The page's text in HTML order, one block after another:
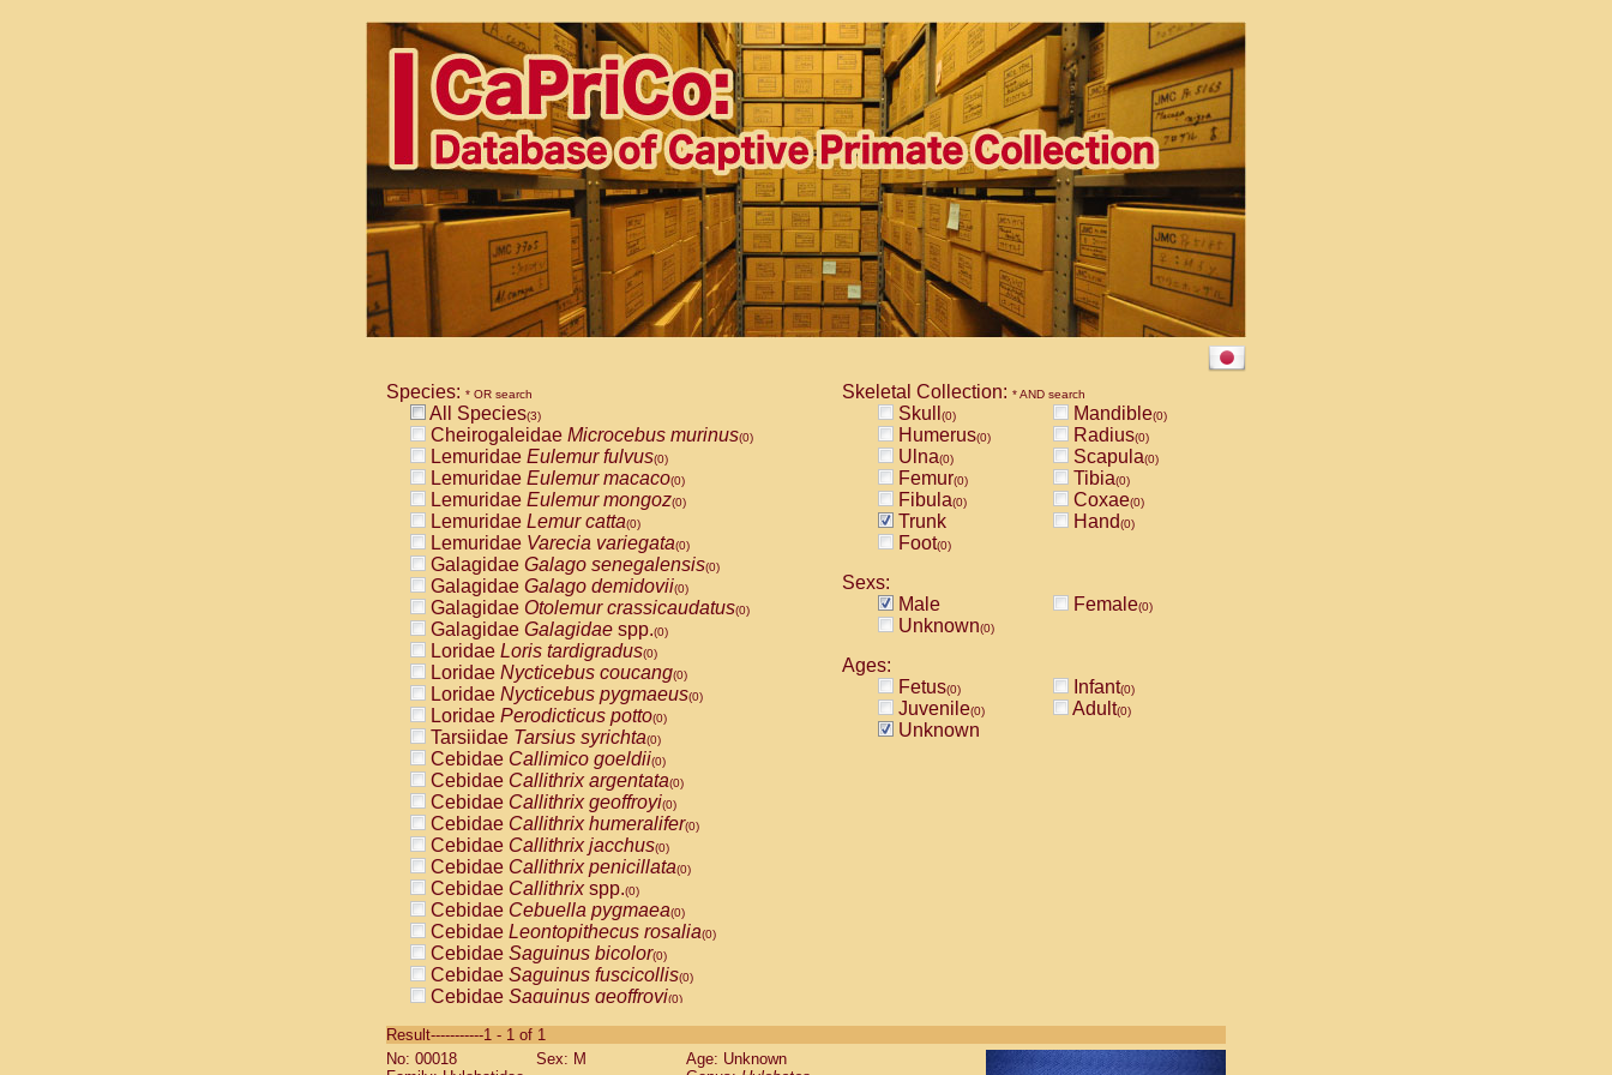
Species: * OR search
All Species(3)
Cheirogaleidae Microcebus murinus(0)
Lemuridae Eulemur fulvus(0)
Lemuridae Eulemur macaco(0)
Lemuridae Eulemur mongoz(0)
Lemuridae Lemur catta(0)
Lemuridae Varecia variegata(0)
Galagidae Galago senegalensis(0)
Galagidae Galago demidovii(0)
Galagidae Otolemur crassicaudatus(0)
Galagidae Galagidae spp.(0)
Loridae Loris tardigradus(0)
Loridae Nycticebus coucang(0)
Loridae Nycticebus pygmaeus(0)
Loridae Perodicticus potto(0)
Tarsiidae Tarsius syrichta(0)
Cebidae Callimico goeldii(0)
Cebidae Callithrix argentata(0)
Cebidae Callithrix geoffroyi(0)
Cebidae Callithrix humeralifer(0)
Cebidae Callithrix jacchus(0)
Cebidae Callithrix penicillata(0)
Cebidae Callithrixspp.(0)
Cebidae Cebuella pygmaea(0)
Cebidae Leontopithecus rosalia(0)
Cebidae Saguinus bicolor(0)
Cebidae Saguinus fuscicollis(0)
Cebidae Saguinus geoffroyi(0)
CebidaeSaguinus labiatus(0)
Cebidae Saguinus leucopus (0)
Skeletal Collection: * AND search
Skull (0) Mandible(0)
Humerus(0) Radius(0)
Ulna(0) Scapula(0)
Femur(0) Tibia(0)
Fibula(0) Coxae(0)
Trunk Hand(0)
Foot(0)
Sexs:
Male
Female(0)
Unknown(0)
Ages:
Fetus(0) Infant(0)
Juvenile(0) Adult(0)
Unknown
Result-----------1 - 1 of 1
No: 00018
Sex: M
Age: Unknown